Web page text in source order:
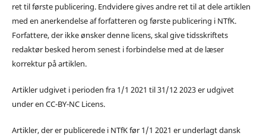
ret til første publicering. Endvidere gives andre ret til at dele artiklen
med en anerkendelse af forfatteren og første publicering i NTfK.
Forfattere, der ikke ønsker denne licens, skal give tidsskriftets
redaktør besked herom senest i forbindelse med at de læser
korrektur på artiklen.
Artikler udgivet i perioden fra 1/1 2021 til 31/12 2023 er udgivet
under en CC-BY-NC Licens.
Artikler, der er publicerede i NTfK før 1/1 2021 er underlagt dansk